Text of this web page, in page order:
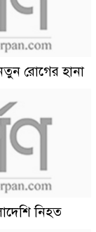
রোগের হানা
নিহত